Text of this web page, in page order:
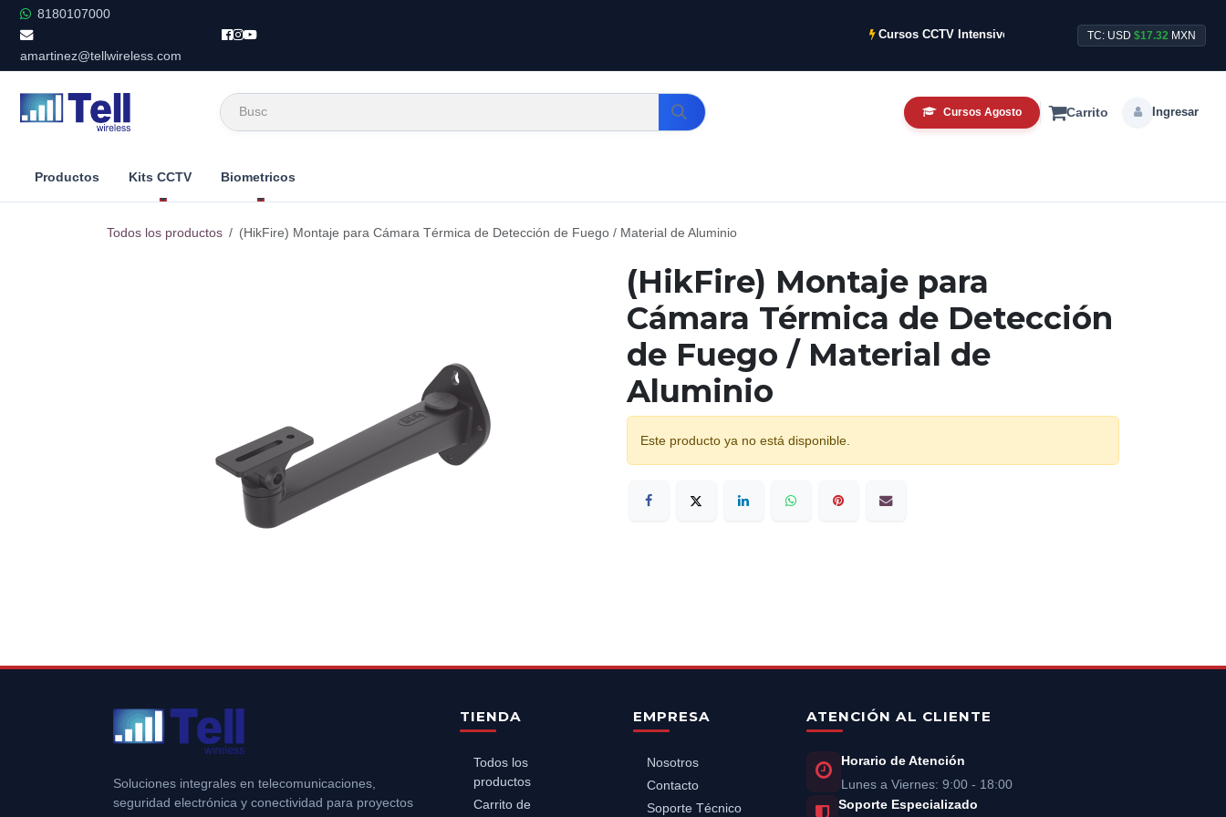
Ir al contenido
8180107000
amartinez@tellwireless.com
Cursos CCTV Intensivos de Agosto ya disponibles.
TC: USD$17.32 MXN
Cursos Agosto Carrito Ingresar
Productos Kits CCTV Biometricos
Todos los productos (HikFire) Montaje para Cámara Térmica de Detección de Fuego / Material de Aluminio
(HikFire) Montaje para
Cámara Térmica de Detección
de Fuego / Material de
Aluminio
Este producto ya no está disponible.
Soluciones integrales en telecomunicaciones,
seguridad electrónica y conectividad para proyectos
TIENDA
Todos los
productos
Carrito de
EMPRESA
Nosotros
Contacto
Soporte Técnico
ATENCIÓN AL CLIENTE
Horario de Atención
Lunes a Viernes: 9:00 - 18:00
Soporte Especializado